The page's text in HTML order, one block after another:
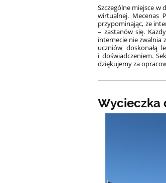
Szczególne miejsce w
wirtualnej. Mecenas
przypominając, że
– zastanów się.
internecie nie zwalnia
uczniów doskonałą
i doświadczeniem.
dziękujemy za
Wycieczka